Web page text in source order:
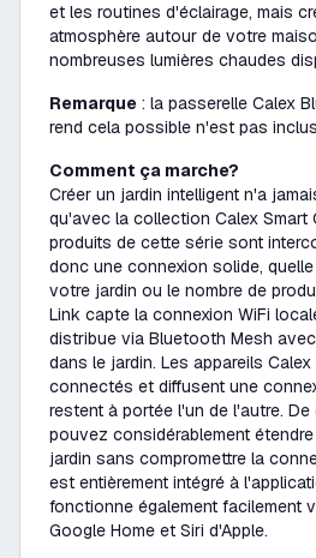
et les routines d'éclairage, mais
atmosphère autour de votre
nombreuses lumières chaudes
Remarque : la passerelle Calex
rend cela possible n'est pas
Comment ça marche?
Créer un jardin intelligent n'a
qu'avec la collection Calex Smart
produits de cette série sont
donc une connexion solide,
votre jardin ou le nombre de
Link capte la connexion WiFi
distribue via Bluetooth Mesh
dans le jardin. Les appareils
connectés et diffusent une
restent à portée l'un de l'autre.
pouvez considérablement
jardin sans compromettre la
est entièrement intégré à
fonctionne également facilement
Google Home et Siri d'Apple.